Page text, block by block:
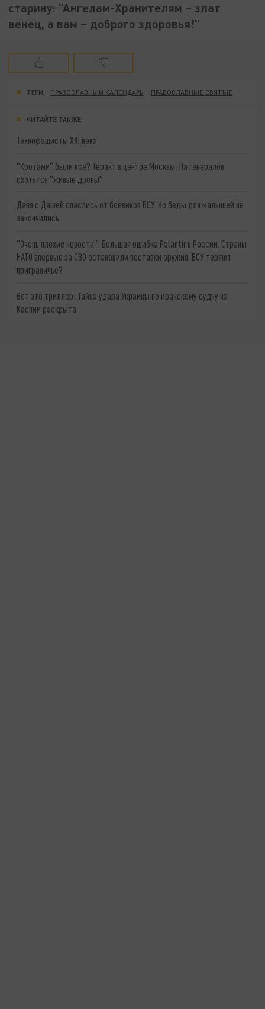
старину: "Ангелам-Хранителям – злат
венец, а вам – доброго здоровья!"
ТЕГИ: ПРАВОСЛАВНЫЙ КАЛЕНДАРЬ ПРАВОСЛАВНЫЕ СВЯТЫЕ
ЧИТАЙТЕ ТАКЖЕ:
Технофашисты XXI века
"Кротами" были все? Теракт в центре Москвы: На генералов
охотятся "живые дроны"
Даня с Дашей спаслись от боевиков ВСУ. Но беды для малышей не
закончились
"Очень плохие новости": Большая ошибка Palantir в России. Страны
НАТО впервые за СВО остановили поставки оружия. ВСУ теряют
приграничье?
Вот это триллер! Тайна удара Украины по иранскому судну на
Каспии раскрыта